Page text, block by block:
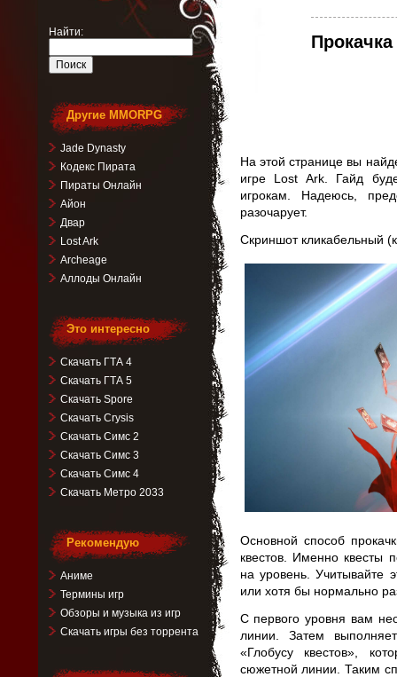
На этой странице вы
игре Lost Ark. Гайд
игрокам. Надеюсь,
разочарует.
Скриншот кликабельный
Основной способ
квестов. Именно квесты
на уровень. Учитывайте
или хотя бы нормально
С первого уровня вам
линии. Затем
«Глобусу квестов»,
сюжетной линии. Таким
Найти:
Другие MMORPG
Jade Dynasty
Кодекс Пирата
Пираты Онлайн
Айон
Двар
Lost Ark
Archeage
Аллоды Онлайн
Это интересно
Скачать ГТА 4
Скачать ГТА 5
Скачать Spore
Скачать Crysis
Скачать Симс 2
Скачать Симс 3
Скачать Симс 4
Скачать Метро 2033
Рекомендую
Аниме
Термины игр
Обзоры и музыка из игр
Скачать игры без торрента